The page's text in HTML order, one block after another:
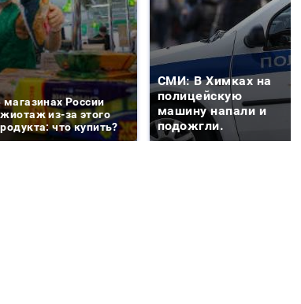
магазинах России
из-за этого
что купить?
СМИ: В Химках на
полицейскую
машину напали и
подожгли.